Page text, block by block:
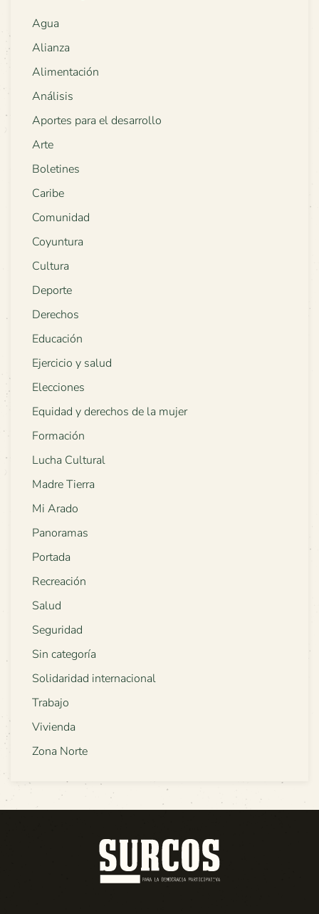
Agua
Alianza
Alimentación
Análisis
Aportes para el desarrollo
Arte
Boletines
Caribe
Comunidad
Coyuntura
Cultura
Deporte
Derechos
Educación
Ejercicio y salud
Elecciones
Equidad y derechos de la mujer
Formación
Lucha Cultural
Madre Tierra
Mi Arado
Panoramas
Portada
Recreación
Salud
Seguridad
Sin categoría
Solidaridad internacional
Trabajo
Vivienda
Zona Norte